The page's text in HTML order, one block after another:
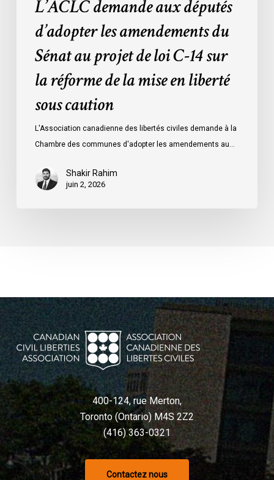
réforme
liberté
caution
L’ACLC demande aux députés
d’adopter les amendements du
Sénat au projet de loi C-14 sur
la réforme de la mise en liberté
sous caution
L'Association canadienne des libertés civiles demande à la
Chambre des communes d'adopter les amendements au…
Shakir Rahim
juin 2, 2026
400-124, rue Merton,
Toronto (Ontario) M4S 2Z2
(416) 363-0321
Contactez nous